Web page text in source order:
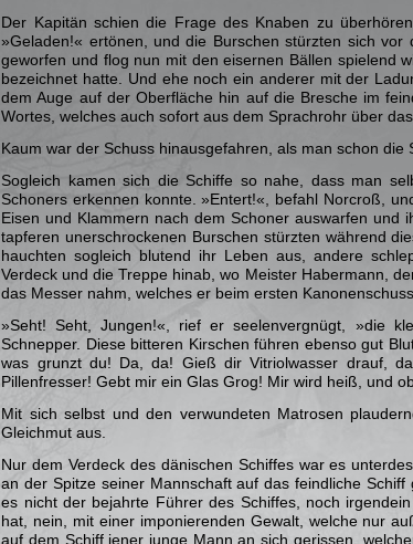
Der Kapitän schien die Frage des Knaben zu
»Geladen!« ertönen, und die Burschen stürzten sich
geworfen und flog nun mit den eisernen Bällen spielend
bezeichnet hatte. Und ehe noch ein anderer mit der
dem Auge auf der Oberfläche hin auf die Bresche im
Wortes, welches auch sofort aus dem Sprachrohr über
Kaum war der Schuss hinausgefahren, als man schon
Sogleich kamen sich die Schiffe so nahe, dass man
Schoners erkennen konnte. »Entert!«, befahl Norcroß,
Eisen und Klammern nach dem Schoner auswarfen
tapferen unerschrockenen Burschen stürzten während
hauchten sogleich blutend ihr Leben aus, andere
Verdeck und die Treppe hinab, wo Meister Habermann,
das Messer nahm, welches er beim ersten
»Seht! Seht, Jungen!«, rief er seelenvergnügt, »die
Schnepper. Diese bitteren Kirschen führen ebenso gut
was grunzt du! Da, da! Gieß dir Vitriolwasser drauf,
Pillenfresser! Gebt mir ein Glas Grog! Mir wird heiß, und
Mit sich selbst und den verwundeten Matrosen
Gleichmut aus.
Nur dem Verdeck des dänischen Schiffes war es
an der Spitze seiner Mannschaft auf das feindliche
es nicht der bejahrte Führer des Schiffes, noch
hat, nein, mit einer imponierenden Gewalt, welche nur
auf dem Schiff jener junge Mann an sich gerissen,